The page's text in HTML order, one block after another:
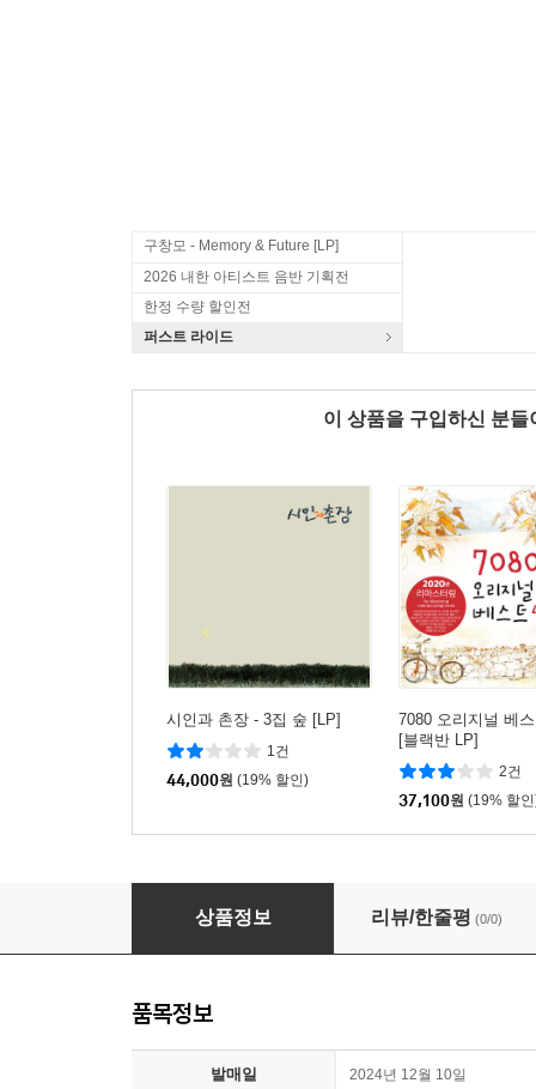
구창모 - Memory & Future [LP]
2026 내한 아티스트 음반 기획전
한정 수량 할인전
퍼스트 라이드
이 상품을 구입하신 분
시인과 촌장 - 3집 숲 [LP]
1건
44,000원 (19% 할인)
7080 오리지널 베
[블랙반 LP]
2건
37,100원 (19% 할
WE ARE SPACE RECORD:ER Vol 1 [투명 블
상품정보 리뷰/한줄평 (0/0)
품목정보
발매일 2024년 12월 10일